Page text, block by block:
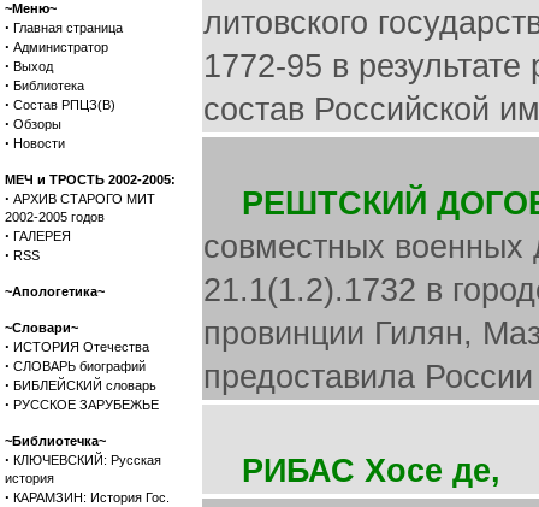
~Меню~
· Главная страница
· Администратор
· Выход
· Библиотека
· Состав РПЦЗ(В)
· Обзоры
· Новости
МЕЧ и ТРОСТЬ 2002-2005:
· АРХИВ СТАРОГО МИТ
2002-2005 годов
· ГАЛЕРЕЯ
· RSS
~Апологетика~
~Словари~
· ИСТОРИЯ Отечества
· СЛОВАРЬ биографий
· БИБЛЕЙСКИЙ словарь
· РУССКОЕ ЗАРУБЕЖЬЕ
~Библиотечка~
· КЛЮЧЕВСКИЙ: Русская
история
· КАРАМЗИН: История Гос.
литовского
1772-95 в
состав Российской
РЕШТСКИЙ
совместных военных
21.1(1.2).1732 в
провинции Гилян,
предоставила
РИБАС Хосе де,